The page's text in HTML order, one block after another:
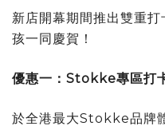
新店開幕期間推出雙重
孩一同慶賀！
優惠一： Stokke專區打
於全港最大Stokke品牌